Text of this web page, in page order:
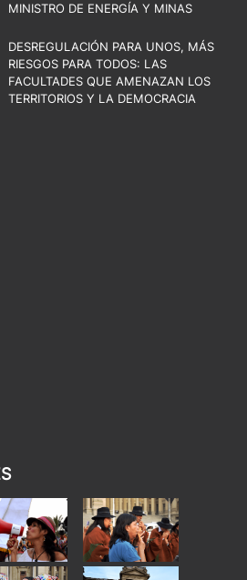
MINISTRO DE ENERGÍA Y MINAS
DESREGULACIÓN PARA UNOS, MÁS
RIESGOS PARA TODOS: LAS
FACULTADES QUE AMENAZAN LOS
TERRITORIOS Y LA DEMOCRACIA